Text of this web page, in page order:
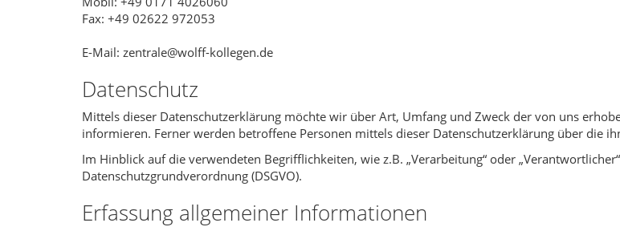
Fax: +49 02622 972053
E-Mail: zentrale@wolff-kollegen.de
Datenschutz
Mittels dieser Datenschutzerklärung möchte wir über Art, Umfang und Zweck der von uns
informieren. Ferner werden betroffene Personen mittels dieser Datenschutzerklärung über die
Im Hinblick auf die verwendeten Begrifflichkeiten, wie z.B. „Verarbeitung“ oder
Datenschutzgrundverordnung (DSGVO).
Erfassung allgemeiner Informationen